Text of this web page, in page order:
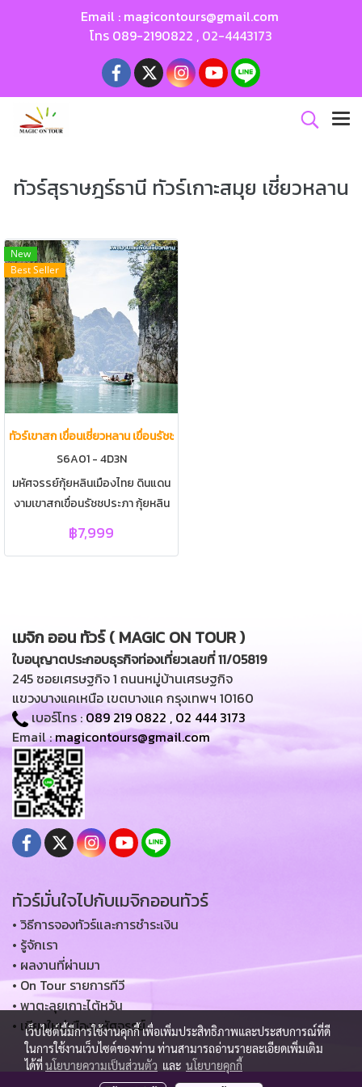
Email : magicontours@gmail.com
โทร 089-2190822 , 02-4443173
ทัวร์สุราษฎร์ธานี ทัวร์เกาะสมุย เชี่ยวหลาน
New
Best Seller
ทัวร์เขาสก เขื่อนเชี่ยวหลาน เขื่อนรัชชประภา กุ้ยหลินเมืองไทย สุราษฎร์ธานี |
S6A01 - 4D3N
มหัศจรรย์กุ้ยหลินเมืองไทย ดินแดน
งามเขาสกเขื่อนรัชชประภา กุ้ยหลิน
เมืองไทย 4D3N (แพ+เมือง) |
โปรแกรมทัวร์สุราษฎร์ธานี
สุราษฎร์ธานี | เที่ยวเขาสก | เที่ยว
เขื่อนเชี่ยวหลาน | อุทยานแห่งชาติเขา
สก | สันเขื่อนรัชชประภา | ล่องเรือ
ชมเขื่อนรัชชประภา | กุ้ยหลินเมือง
ไทย | แท่งหินสามเกลอ | แพพักใน
เขื่อนเชี่ยวหลาน | น้ำตกบางหอย | ชม
พระอาทิตย์ตกยามเย็น | นั่งเรือชม
หมอกยามเช้าเขื่อนเชี่ยวหลาน |
อ.เมืองสุราษฎร์ | ร้านบ้านบนเขาวิว
สวย | เดินเล่นชมเมืองยามเย็น ชมวิว
บรรยากาศแม่น้ำตาปี ณ สะพานนริศ
ธาตุไชยา | ไข่เค็มไชยา | สวนนายดำ
เมืองส้วมแปลก | จ.เพชรบุรี |
กรุงเทพฯ
฿7,999
เมจิก ออน ทัวร์ ( MAGIC ON TOUR )
ใบอนุญาตประกอบธุรกิจท่องเที่ยวเลขที่ 11/05819
245 ซอยเศรษฐกิจ 1 ถนนหมู่บ้านเศรษฐกิจ
แขวงบางแคเหนือ เขตบางแค กรุงเทพฯ 10160
เบอร์โทร :089 219 0822 , 02 444 3173
Email :magicontours@gmail.com
ทัวร์มั่นใจไปกับเมจิกออนทัวร์
• วิธีการจองทัวร์และการชำระเงิน
• รู้จักเรา
• ผลงานที่ผ่านมา
• On Tour รายการทีวี
• พาตะลุยเกาะไต้หวัน
• เชียงใหม่เมืองมหัศจรรย์
เว็บไซต์นี้มีการใช้งานคุกกี้ เพื่อเพิ่มประสิทธิภาพและประสบการณ์ที่ดี
ในการใช้งานเว็บไซต์ของท่าน ท่านสามารถอ่านรายละเอียดเพิ่มเติม
ได้ที่นโยบายความเป็นส่วนตัว และ นโยบายคุกกี้